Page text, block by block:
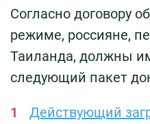
Согласно договору
режиме, россияне,
Таиланда, должны
следующий пакет
Действующий